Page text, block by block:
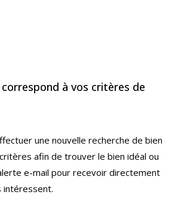
à vos critères de
une nouvelle recherche de bien
afin de trouver le bien idéal ou
e-mail pour recevoir directement
intéressent.